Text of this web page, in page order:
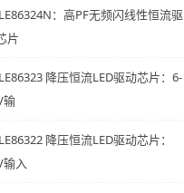
：高PF无频闪线性恒流驱
片
降压恒流LED驱动芯片：6-
输
降压恒流LED驱动芯片：
输入